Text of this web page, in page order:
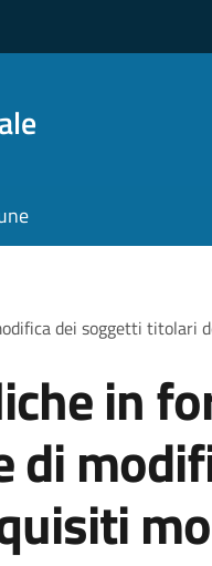
dei soggetti titolari
in
di